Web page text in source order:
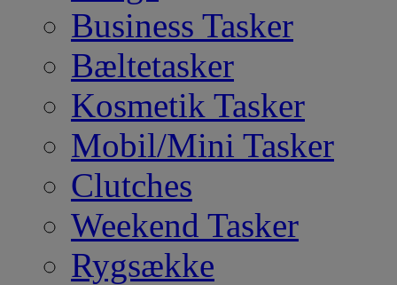
Business Tasker
Bæltetasker
Kosmetik Tasker
Mobil/Mini Tasker
Clutches
Weekend Tasker
Rygsække